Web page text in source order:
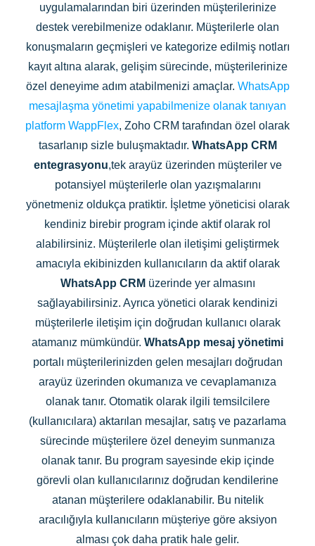
uygulamalarından biri üzerinden müşterilerinize
destek verebilmenize odaklanır. Müşterilerle olan
konuşmaların geçmişleri ve kategorize edilmiş notları
kayıt altına alarak, gelişim sürecinde, müşterilerinize
özel deneyime adım atabilmenizi amaçlar. WhatsApp
mesajlaşma yönetimi yapabilmenize olanak tanıyan
platform WappFlex, Zoho CRM tarafından özel olarak
tasarlanıp sizle buluşmaktadır. WhatsApp CRM
entegrasyonu,tek arayüz üzerinden müşteriler ve
potansiyel müşterilerle olan yazışmalarını
yönetmeniz oldukça pratiktir. İşletme yöneticisi olarak
kendiniz birebir program içinde aktif olarak rol
alabilirsiniz. Müşterilerle olan iletişimi geliştirmek
amacıyla ekibinizden kullanıcıların da aktif olarak
WhatsApp CRM üzerinde yer almasını
sağlayabilirsiniz. Ayrıca yönetici olarak kendinizi
müşterilerle iletişim için doğrudan kullanıcı olarak
atamanız mümkündür. WhatsApp mesaj yönetimi
portalı müşterilerinizden gelen mesajları doğrudan
arayüz üzerinden okumanıza ve cevaplamanıza
olanak tanır. Otomatik olarak ilgili temsilcilere
(kullanıcılara) aktarılan mesajlar, satış ve pazarlama
sürecinde müşterilere özel deneyim sunmanıza
olanak tanır. Bu program sayesinde ekip içinde
görevli olan kullanıcılarınız doğrudan kendilerine
atanan müşterilere odaklanabilir. Bu nitelik
aracılığıyla kullanıcıların müşteriye göre aksiyon
alması çok daha pratik hale gelir.